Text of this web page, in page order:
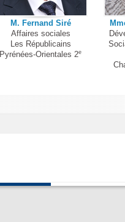
M. Fernand Siré
Affaires sociales
Les Républicains
Pyrénées-Orientales 2e